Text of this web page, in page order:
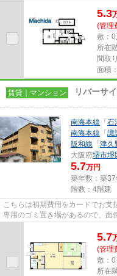
5.3
(管理
敷：
所在
間取
面積
賃貸｜マンション リバーサ
南海本線 「 石
南海本線 「 諏
阪和線 「 津久
大阪府堺市堺
5.7万円
築年数：築37
階数：4階建
こちらは初期費用をカードでお支
専用のゴミ置き場があるので、面
5.7
(管理
敷：
所在